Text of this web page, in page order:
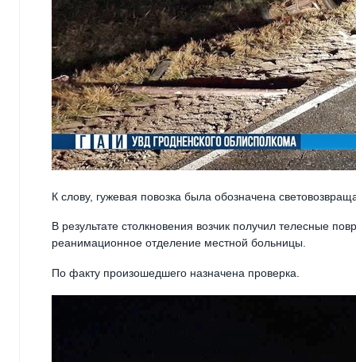
К слову, гужевая повозка была обозначена
В результате столкновения возчик получил телесные
реанимационное отделение местной больницы.
По факту произошедшего назначена проверка.